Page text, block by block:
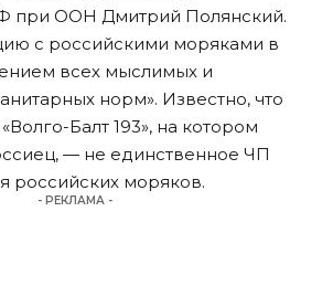
при ООН Дмитрий Полянский.
с российскими моряками в
всех мыслимых и
норм». Известно, что
Балт 193», на котором
— не единственное ЧП
российских моряков.
- РЕКЛАМА -